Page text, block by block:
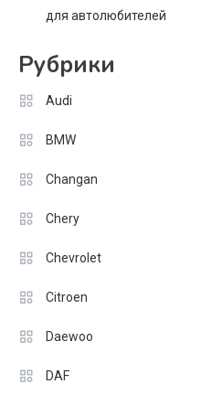
для автолюбителей
Рубрики
Audi
BMW
Changan
Chery
Chevrolet
Citroen
Daewoo
DAF